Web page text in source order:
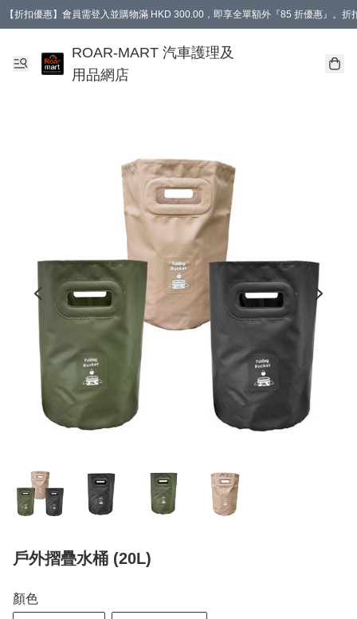
【折扣優惠】會員需登入並購物滿 HKD 300.00，即享全單額外『85 折優惠』。
【會員禮遇】會員消費滿 HKD 400.00，即可獲贈【德國LIQUI MOLY 汽車風口香
ROAR-MART 汽車護理及
用品網店
戶外摺疊水桶 (20L)
顏色